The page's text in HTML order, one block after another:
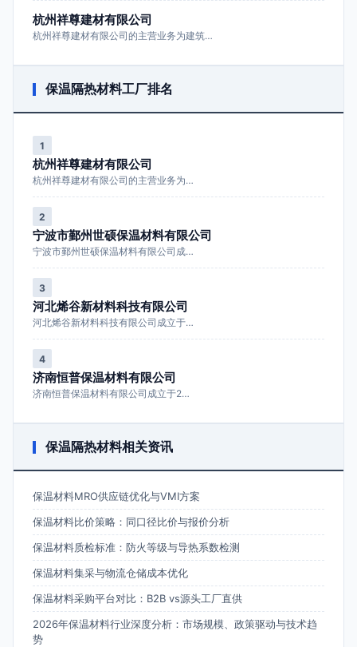
杭州祥尊建材有限公司
杭州祥尊建材有限公司的主营业务为建筑…
保温隔热材料工厂排名
1
杭州祥尊建材有限公司
杭州祥尊建材有限公司的主营业务为…
2
宁波市鄞州世硕保温材料有限公司
宁波市鄞州世硕保温材料有限公司成…
3
河北烯谷新材料科技有限公司
河北烯谷新材料科技有限公司成立于…
4
济南恒普保温材料有限公司
济南恒普保温材料有限公司成立于2…
保温隔热材料相关资讯
保温材料MRO供应链优化与VMI方案
保温材料比价策略：同口径比价与报价分析
保温材料质检标准：防火等级与导热系数检测
保温材料集采与物流仓储成本优化
保温材料采购平台对比：B2B vs源头工厂直供
2026年保温材料行业深度分析：市场规模、政策驱动与技术趋
势